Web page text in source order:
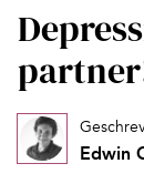
Edwin